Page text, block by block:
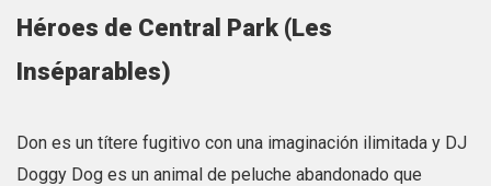
Héroes de Central Park (Les
Inséparables)
Don es un títere fugitivo con una imaginación ilimitada y DJ
Doggy Dog es un animal de peluche abandonado que